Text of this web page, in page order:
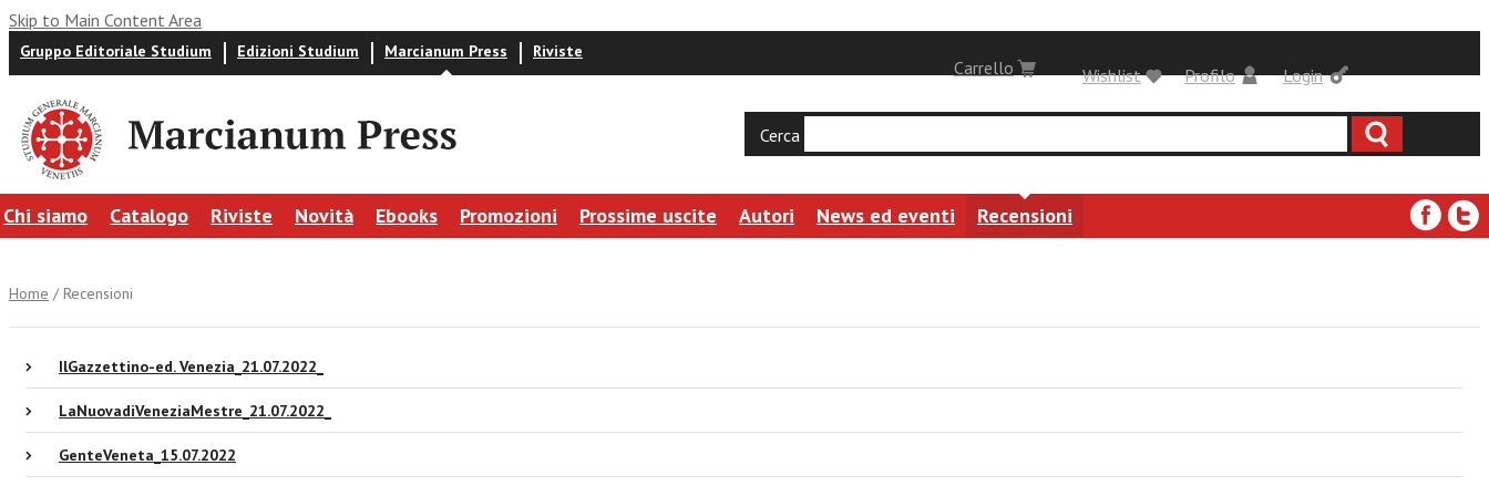
Skip to Main Content Area
Gruppo Editoriale Studium Edizioni Studium Marcianum Press Riviste
Login
Carrello Profilo
Wishlist
Cerca
Chi siamo Catalogo Riviste Novità Ebooks Promozioni Prossime uscite Autori News ed eventi Recensioni
Home / Recensioni
IlGazzettino-ed. Venezia_21.07.2022_
LaNuovadiVeneziaMestre_21.07.2022_
GenteVeneta_15.07.2022